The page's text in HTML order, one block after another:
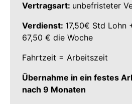
Vertragsart: unbefristeter
Verdienst: 17,50€ Std Lohn
67,50 € die Woche
Fahrtzeit = Arbeitszeit
Übernahme in ein festes
nach 9 Monaten